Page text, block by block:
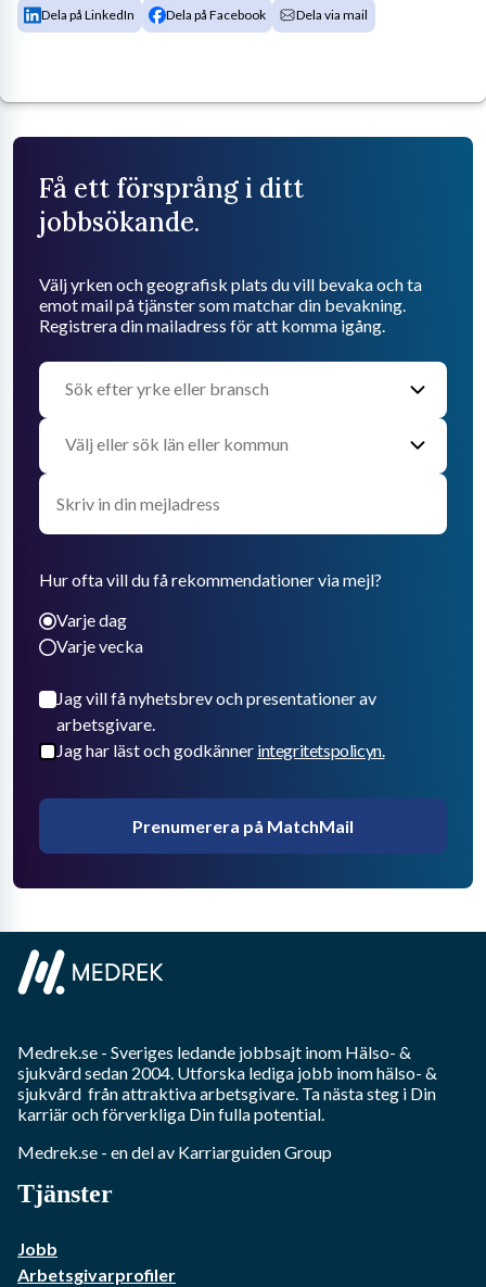
Dela på LinkedIn Dela på Facebook Dela via mail
Få ett försprång i ditt
jobbsökande.
Välj yrken och geografisk plats du vill bevaka och ta
emot mail på tjänster som matchar din bevakning.
Registrera din mailadress för att komma igång.
Hur ofta vill du få rekommendationer via mejl?
Varje dag
Varje vecka
Jag vill få nyhetsbrev och presentationer av
arbetsgivare.
Jag har läst och godkänner integritetspolicyn.
Prenumerera på MatchMail
Medrek.se - Sveriges ledande jobbsajt inom Hälso- &
sjukvårdsedan 2004. Utforska lediga jobb inomhälso- &
sjukvård från attraktiva arbetsgivare. Ta nästa steg i Din
karriär och förverkliga Din fulla potential.
Medrek.se - en del av Karriarguiden Group
Tjänster
Jobb
Arbetsgivarprofiler